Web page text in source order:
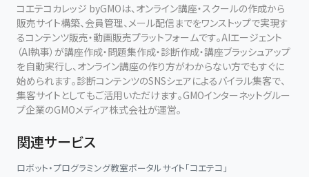
コエテコカレッジ byGMOは、オンライン講座・スクールの作成から
販売サイト構築、会員管理、メール配信までをワンストップで実現す
るコンテンツ販売・動画販売プラットフォームです。AIエージェント
（AI執事）が講座作成・問題集作成・診断作成・講座ブラッシュアップ
を自動実行し、オンライン講座の作り方がわからない方でもすぐに
始められます。診断コンテンツのSNSシェアによるバイラル集客で、
集客サイトとしてもご活用いただけます。GMOインターネットグルー
プ企業のGMOメディア株式会社が運営。
関連サービス
ロボット・プログラミング教室ポータルサイト「コエテコ」